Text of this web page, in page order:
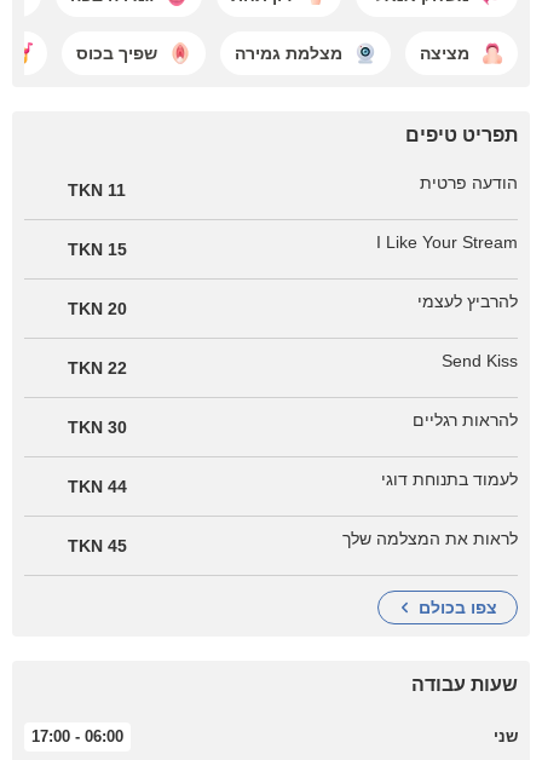
מציצה מצלמת גמירה שפיך בכוס
תפריט טיפים
הודעה פרטית 11 TKN
I Like Your Stream
15 TKN
להרביץ לעצמי 20 TKN
Send Kiss
22 TKN
להראות רגליים 30 TKN
לעמוד בתנוחת דוגי 44 TKN
לראות את המצלמה שלך 45 TKN
צפו בכולם
שעות עבודה
שני 06:00 - 17:00